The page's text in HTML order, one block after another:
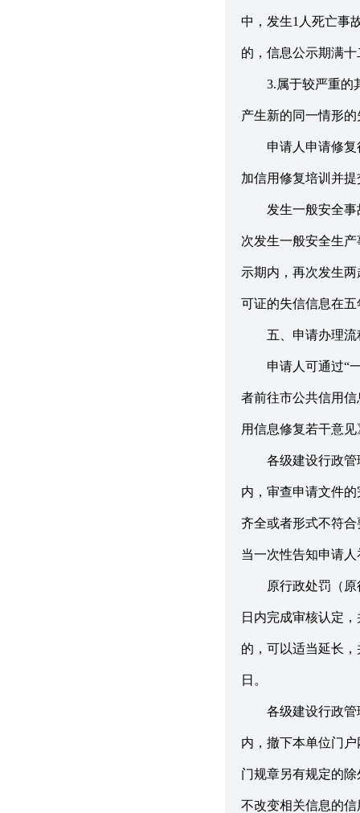
中，发生1人死亡事
的，信息公示期满
3.属于较严重的其
产生新的同一情形
申请人申请修复
加信用修复培训并
发生一般安全事
次发生一般安全生
示期内，再次发生
可证的失信信息在
五、申请
申请人可通过“一
者前往市公共信用
用信息修复若干意
各级建设行政管
内，审查申请文件
齐全或者形式不符
当一次性告知申请
原行政处罚（原
日内完成审核认定
的，可以适当延长
日。
各级建设行政管
内，撤下本单位门
门规章另有规定的
不改变相关信息